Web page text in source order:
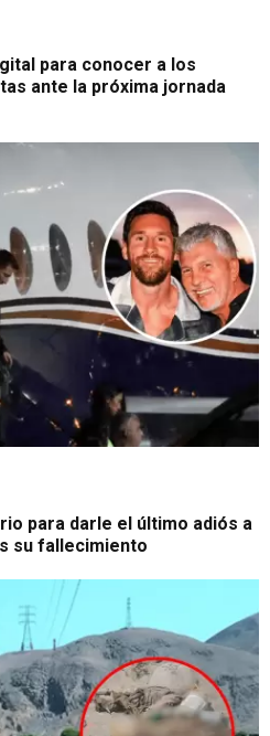
para conocer a los
ante la próxima jornada
para darle el último adiós a
su fallecimiento